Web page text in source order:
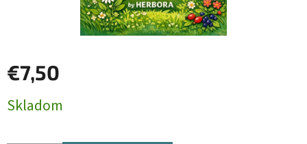
€7,50
cena:
Skladom